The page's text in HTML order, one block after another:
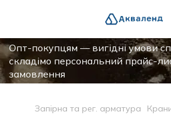
Опт-покупцям — вигідні умови
складімо персональний прайс-
замовлення
Запірна та рег. арматура